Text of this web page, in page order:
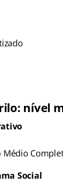
nível
Médio
Social